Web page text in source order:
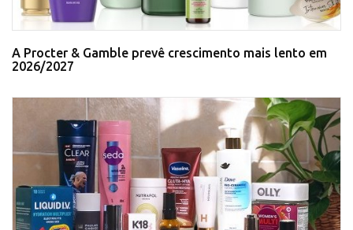
A Procter & Gamble prevê crescimento mais lento em
2026/2027